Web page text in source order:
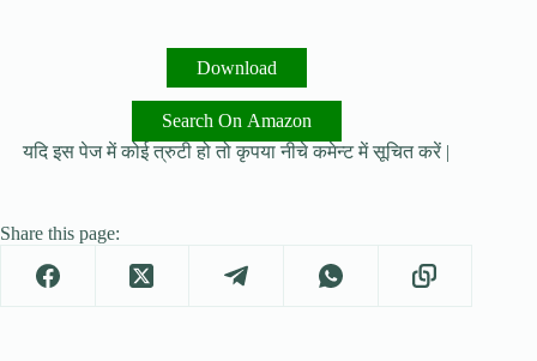
Download
Search On Amazon
यदि इस पेज में कोई त्रुटी हो तो कृपया नीचे कमेन्ट में सूचित करें |
Share this page: